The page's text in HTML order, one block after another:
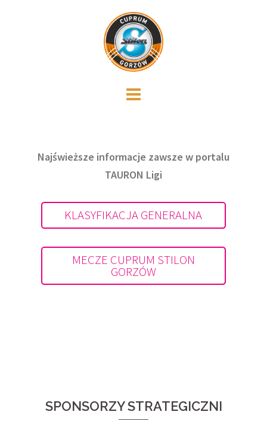
Najświeższe informacje zawsze w portalu
TAURON Ligi
KLASYFIKACJA GENERALNA
MECZE CUPRUM STILON
GORZÓW
SPONSORZY STRATEGICZNI